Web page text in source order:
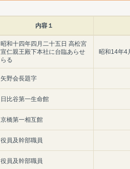
内容１
昭和十四年四月二十五日 高松宮
宣仁親王殿下本社に台臨あらせ
らる
昭和14年4
矢野会長題字
日比谷第一生命館
京橋第一相互館
役員及幹部職員
役員及幹部職員